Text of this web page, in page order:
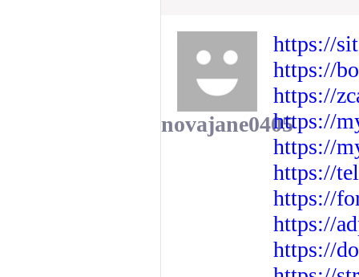
novajane0405
https://
https://
https://
https://
https://
https://
https://
https://
https://